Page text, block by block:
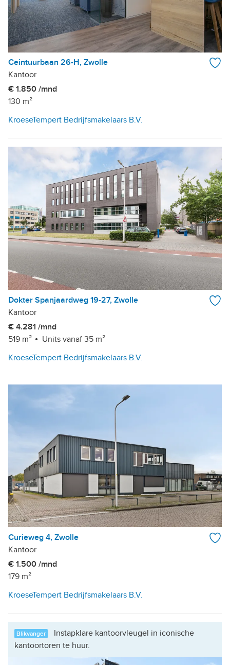
Ceintuurbaan 26-H, Zwolle
Kantoor
€ 1.850 /mnd
130 m²
KroeseTempert Bedrijfsmakelaars B.V.
Dokter Spanjaardweg 19-27, Zwolle
Kantoor
€ 4.281 /mnd
519 m²
Units vanaf 35 m²
KroeseTempert Bedrijfsmakelaars B.V.
Curieweg 4, Zwolle
Kantoor
€ 1.500 /mnd
179 m²
KroeseTempert Bedrijfsmakelaars B.V.
Blikvanger
Instapklare kantoorvleugel in iconische
kantoortoren te huur.